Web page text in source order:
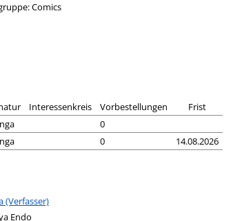
Comics
Interessenkreis Vorbestellungen
Frist
0
0 14.08.2026
Verfasser
(Verfasser)
Endo